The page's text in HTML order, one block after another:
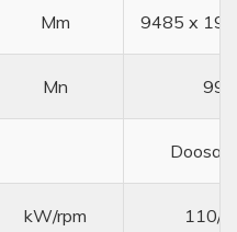
Mm 9485 x
Mn
kW/rpm 110/